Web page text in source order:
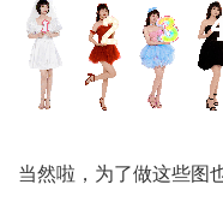
当然啦，为了做这些图